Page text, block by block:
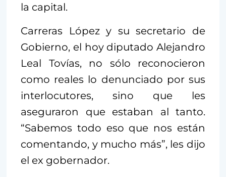
la capital.
Carreras López y su secretario de
Gobierno, el hoy diputado Alejandro
Leal Tovías, no sólo reconocieron
como reales lo denunciado por sus
interlocutores, sino que les
aseguraron que estaban al tanto.
“Sabemos todo eso que nos están
comentando, y mucho más”, les dijo
el ex gobernador.